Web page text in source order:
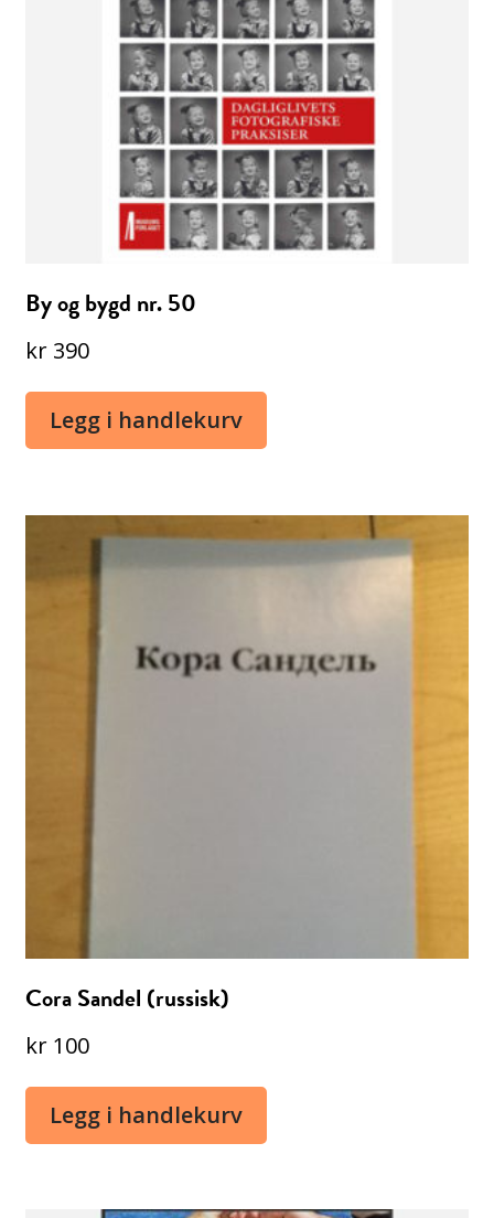
By og bygd nr. 50
kr 390
Legg i handlekurv
Cora Sandel (russisk)
kr 100
Legg i handlekurv